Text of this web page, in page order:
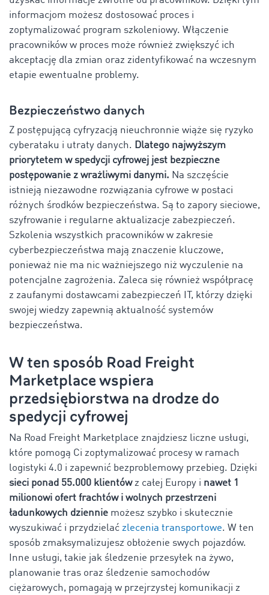
informacjom możesz dostosować proces i
zoptymalizować program szkoleniowy. Włączenie
pracowników w proces może również zwiększyć ich
akceptację dla zmian oraz zidentyfikować na wczesnym
etapie ewentualne problemy.
Bezpieczeństwo danych
Z postępującą cyfryzacją nieuchronnie wiąże się ryzyko
cyberataku i utraty danych. Dlatego najwyższym
priorytetem w spedycji cyfrowej jest bezpieczne
postępowanie z wrażliwymi danymi. Na szczęście
istnieją niezawodne rozwiązania cyfrowe w postaci
różnych środków bezpieczeństwa. Są to zapory sieciowe,
szyfrowanie i regularne aktualizacje zabezpieczeń.
Szkolenia wszystkich pracowników w zakresie
cyberbezpieczeństwa mają znaczenie kluczowe,
ponieważ nie ma nic ważniejszego niż wyczulenie na
potencjalne zagrożenia. Zaleca się również współpracę
z zaufanymi dostawcami zabezpieczeń IT, którzy dzięki
swojej wiedzy zapewnią aktualność systemów
bezpieczeństwa.
W ten sposób Road Freight
Marketplace wspiera
przedsiębiorstwa na drodze do
spedycji cyfrowej
Na Road Freight Marketplace znajdziesz liczne usługi,
które pomogą Ci zoptymalizować procesy w ramach
logistyki 4.0 i zapewnić bezproblemowy przebieg. Dzięki
sieci ponad 55.000 klientówz całej Europy i nawet 1
milionowi ofert frachtów i wolnych przestrzeni
ładunkowych dziennie możesz szybko i skutecznie
wyszukiwać i przydzielać zlecenia transportowe. W ten
sposób zmaksymalizujesz obłożenie swych pojazdów.
Inne usługi, takie jak śledzenie przesyłek na żywo,
planowanie tras oraz śledzenie samochodów
ciężarowych, pomagają w przejrzystej komunikacji z